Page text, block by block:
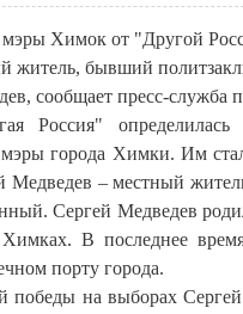
Химок от "Другой
житель, бывший
сообщает пресс-служба
Россия"
города Химки. Им
Медведев – местный
Сергей Медведев
В последнее
порту города.
победы на выборах